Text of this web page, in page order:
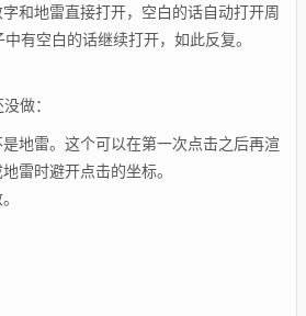
和地雷直接打开，空白的话自动打开周
有空白的话继续打开，如此反复。
做：
地雷。这个可以在第一次点击之后再渲
雷时避开点击的坐标。